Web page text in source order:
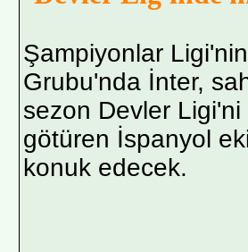
Şampiyonlar
Grubu'nda İnter,
sezon Devler
götüren İspanyol
konuk edecek.